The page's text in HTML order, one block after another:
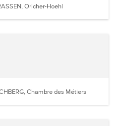
Oricher-Hoehl
Chambre des Métiers